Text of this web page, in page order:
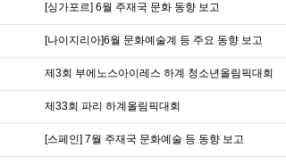
[싱가포르] 6월 주재국 문화 동향 보고
[나이지리아]6월 문화예술계 등 주요 동향 보고
제3회 부에노스아이레스 하계 청소년올림픽대회
제33회 파리 하계올림픽대회
[스페인] 7월 주재국 문화예술 등 동향 보고